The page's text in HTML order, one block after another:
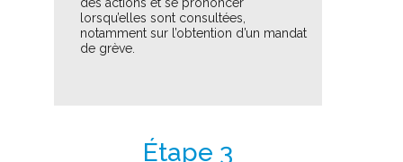
lorsqu’elles sont consultées,
notamment sur l’obtention d’un mandat
de grève.
Étape 3